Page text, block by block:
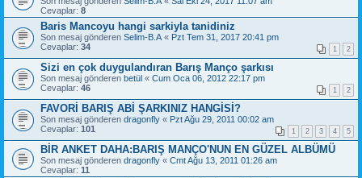
Cevaplar: 8
Baris Mancoyu hangi sarkiyla tanidiniz
Son mesaj gönderen Selim-B.A « Pzt Tem 31, 2017 20:41 pm
Cevaplar: 34 1 2
Sizi en çok duygulandıran Barış Manço şarkısı
Son mesaj gönderen betül « Cum Oca 06, 2012 22:17 pm
Cevaplar: 46 1 2
FAVORİ BARIŞ ABİ ŞARKINIZ HANGİSİ?
Son mesaj gönderen dragonfly « Pzt Ağu 29, 2011 00:02 am
Cevaplar: 101 1 2 3 4 5
BİR ANKET DAHA:BARIŞ MANÇO'NUN EN GÜZEL ALBÜMÜ
Son mesaj gönderen dragonfly « Cmt Ağu 13, 2011 01:26 am
Cevaplar: 11